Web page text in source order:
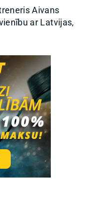
Aivans
ar Latvijas,